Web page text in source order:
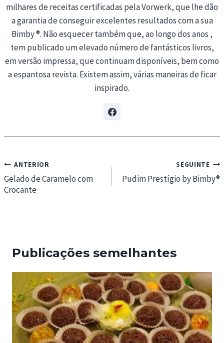
milhares de receitas certificadas pela Vorwerk, que lhe dão
a garantia de conseguir excelentes resultados com a sua
Bimby ®. Não esquecer também que, ao longo dos anos ,
tem publicado um elevado número de fantásticos livros,
em versão impressa, que continuam disponíveis, bem como
a espantosa revista. Existem assim, várias maneiras de ficar
inspirado.
Navegação
de
artigos
ANTERIOR
Gelado de Caramelo com
Crocante
SEGUINTE
Pudim Prestígio by Bimby®
Publicações semelhantes